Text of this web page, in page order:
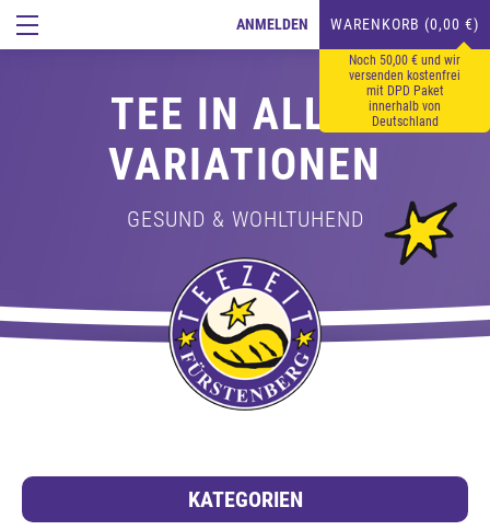
ANMELDEN WARENKORB (0,00 €)
Noch 50,00 € und wir
versenden kostenfrei
mit DPD Paket
innerhalb von
Deutschland
TEE IN ALLEN
VARIATIONEN
GESUND & WOHLTUHEND
KATEGORIEN